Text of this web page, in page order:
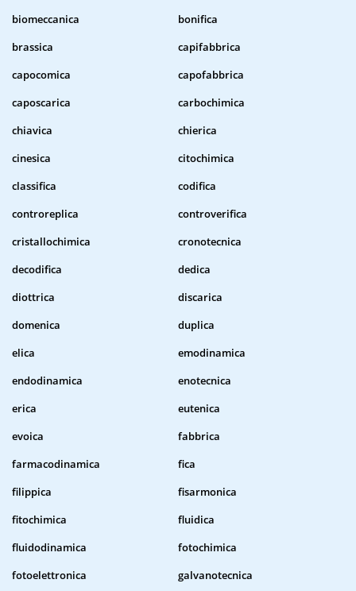
biomeccanica
bonifica
brassica
capifabbrica
capocomica
capofabbrica
caposcarica
carbochimica
chiavica
chierica
cinesica
citochimica
classifica
codifica
controreplica
controverifica
cristallochimica
cronotecnica
decodifica
dedica
diottrica
discarica
domenica
duplica
elica
emodinamica
endodinamica
enotecnica
erica
eutenica
evoica
fabbrica
farmacodinamica
fica
filippica
fisarmonica
fitochimica
fluidica
fluidodinamica
fotochimica
fotoelettronica
galvanotecnica